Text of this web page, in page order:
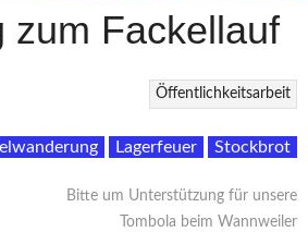
zum Fackellauf
Öffentlichkeitsarbeit
Lagerfeuer Stockbrot
Bitte um Unterstützung für unsere
Tombola beim Wannweiler